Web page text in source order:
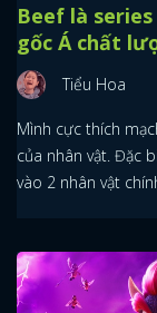
Beef là
gốc Á chất
Tiểu Hoa
Mình cực thích
của nhân vật. Đặc
vào 2 nhân vật